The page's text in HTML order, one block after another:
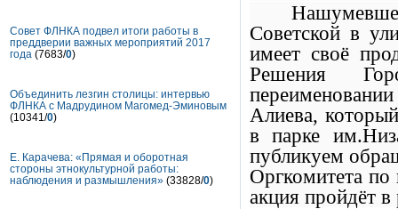
Советской в
имеет своё
Решения
Алиева,
в парке
публикуем
Оргкомитета
акция пройдёт
Совет ФЛНКА подвел итоги работы в
преддверии важных мероприятий 2017
года (7683/0)
Объединить лезгин столицы: интервью
ФЛНКА с Мадрудином Магомед-Эминовым
(10341/0)
Е. Карачева: «Прямая и оборотная
стороны этнокультурной работы:
наблюдения и размышления» (33828/0)